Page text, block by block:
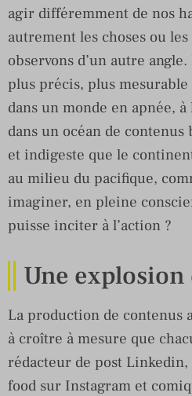
agir différemment de nos
autrement les choses ou
observons d’un autre
plus précis, plus mesurable
dans un monde en apnée,
dans un océan de
et indigeste que le
au milieu du pacifique,
imaginer, en pleine
puisse inciter à l’action ?
Une
La production de contenus
à croître à mesure que
rédacteur de post
food sur Instagram et